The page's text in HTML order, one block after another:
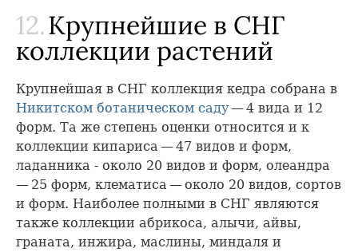
12.Крупнейшие в СНГ
коллекции растений
Крупнейшая в СНГ коллекция кедра собрана в
Никитском ботаническом саду— 4 вида и 12
форм. Та же степень оценки относится и к
коллекции кипариса — 47 видов и форм,
ладанника - около 20 видов и форм, олеандра
— 25 форм, клематиса — около 20 видов, сортов
и форм. Наиболее полными в СНГ являются
также коллекции абрикоса, алычи, айвы,
граната, инжира, маслины, миндаля и